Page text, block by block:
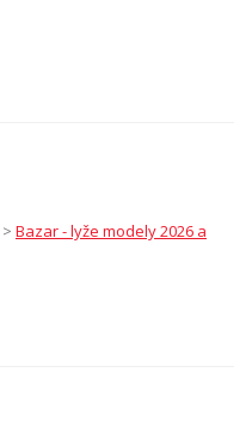
> Bazar - lyže modely 2026 a